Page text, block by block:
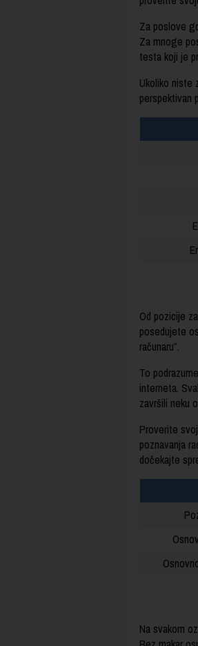
Za poslove
Za mnoge
testa koji je
Ukoliko niste
perspektivan
Od pozicije
posedujete
računaru”.
To
interneta.
završili neku
Proverite
poznavanja
dočekajte
Na svakom